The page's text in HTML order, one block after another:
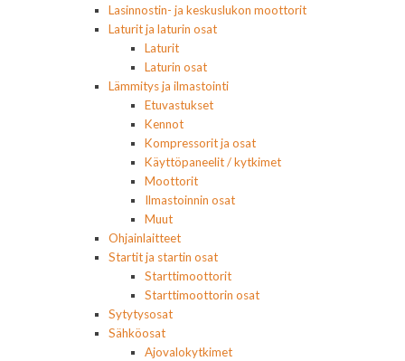
Lasinnostin- ja keskuslukon moottorit
Laturit ja laturin osat
Laturit
Laturin osat
Lämmitys ja ilmastointi
Etuvastukset
Kennot
Kompressorit ja osat
Käyttöpaneelit / kytkimet
Moottorit
Ilmastoinnin osat
Muut
Ohjainlaitteet
Startit ja startin osat
Starttimoottorit
Starttimoottorin osat
Sytytysosat
Sähköosat
Ajovalokytkimet